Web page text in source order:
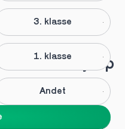
3. klasse
1. klasse
Andet
lektiehjælp